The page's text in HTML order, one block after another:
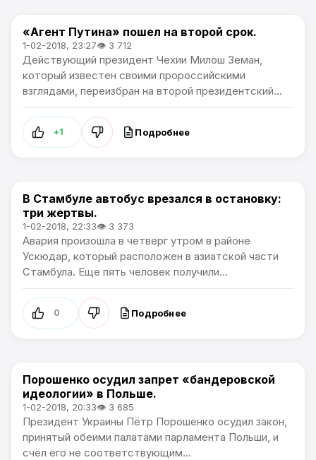
В мире
«Агент Путина» пошел на второй срок.
1-02-2018, 23:27👁 3 712
Действующий президент Чехии Милош Земан,
который известен своими пророссийскими
взглядами, переизбран на второй президентский...
+1 Подробнее
В мире
В Стамбуле автобус врезался в остановку:
три жертвы.
1-02-2018, 22:33👁 3 373
Авария произошла в четверг утром в районе
Ускюдар, который расположен в азиатской части
Стамбула. Еще пять человек получили...
0 Подробнее
В мире
Порошенко осудил запрет «бандеровской
идеологии» в Польше.
1-02-2018, 20:33👁 3 685
Президент Украины Пётр Порошенко осудил закон,
принятый обеими палатами парламента Польши, и
счёл его не соответствующим...